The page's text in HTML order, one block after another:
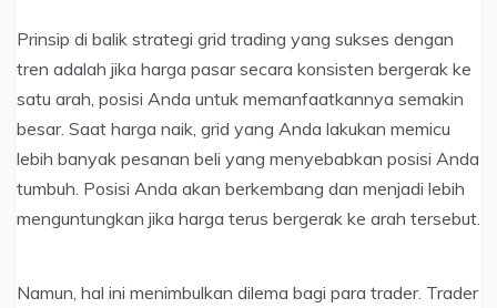
Prinsip di balik strategi grid trading yang sukses dengan
tren adalah jika harga pasar secara konsisten bergerak ke
satu arah, posisi Anda untuk memanfaatkannya semakin
besar. Saat harga naik, grid yang Anda lakukan memicu
lebih banyak pesanan beli yang menyebabkan posisi Anda
tumbuh. Posisi Anda akan berkembang dan menjadi lebih
menguntungkan jika harga terus bergerak ke arah tersebut.
Namun, hal ini menimbulkan dilema bagi para trader. Trader